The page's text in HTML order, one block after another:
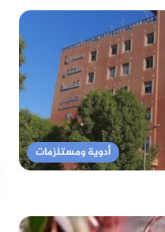
أدوية ومستلزمات